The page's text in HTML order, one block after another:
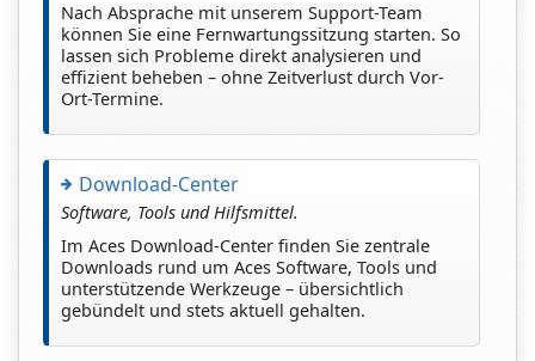
Nach Absprache mit unserem Support-Team
können Sie eine Fernwartungssitzung starten. So
lassen sich Probleme direkt analysieren und
effizient beheben – ohne Zeitverlust durch Vor-
Ort-Termine.
Download-Center
Software, Tools und Hilfsmittel.
Im Aces Download-Center finden Sie zentrale
Downloads rund um Aces Software, Tools und
unterstützende Werkzeuge – übersichtlich
gebündelt und stets aktuell gehalten.